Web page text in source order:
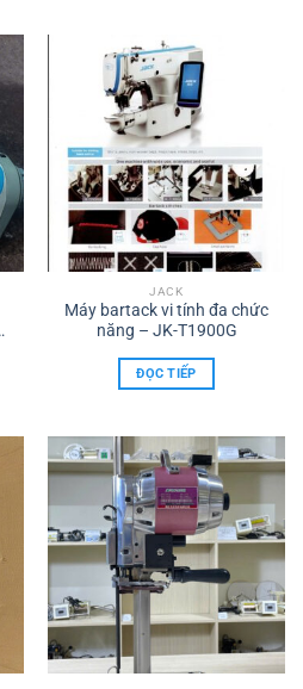
JACK
Máy bartack vi tính đa chức
năng – JK-T1900G
ĐỌC TIẾP